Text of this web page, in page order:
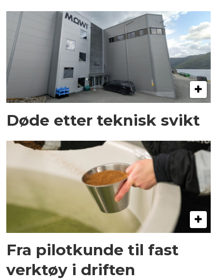
Døde etter teknisk svikt
Fra pilotkunde til fast
verktøy i driften